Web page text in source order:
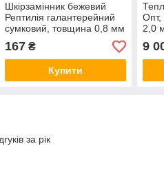
Шкірзамінник бежевий
Рептилія галантерейний
сумковий, товщина 0,8 мм
ш.1,4м за 1 м/п
167₴
Купити
Опт,
2,0
9
за рік